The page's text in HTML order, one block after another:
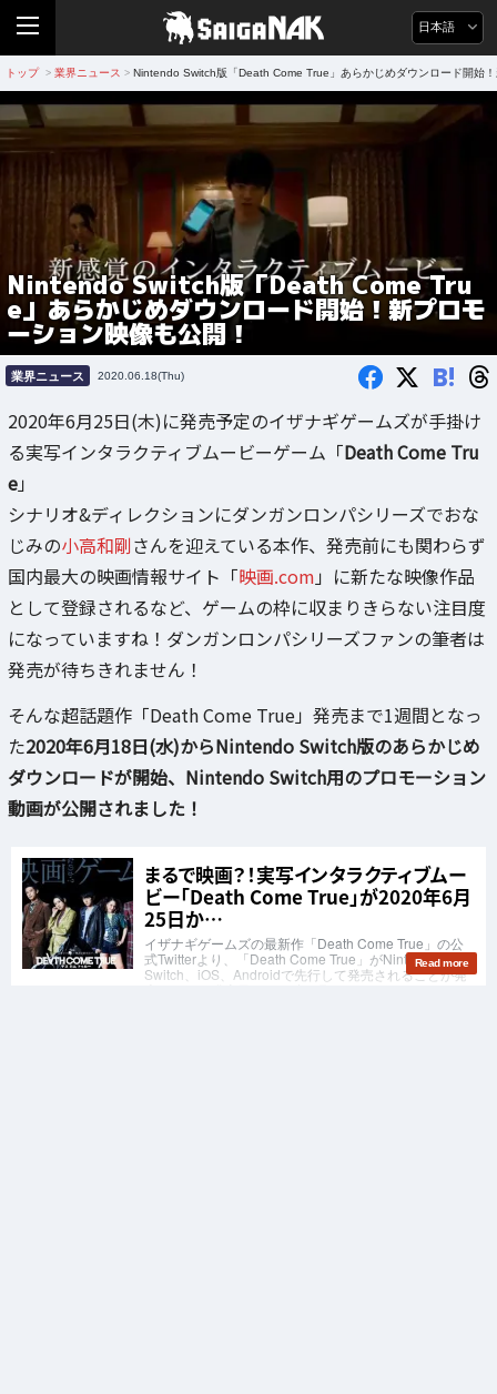
日本語
トップ > 業界ニュース > Nintendo Switch版「Death Come True」あらかじめダウンロード開始
Nintendo Switch版「Death Come Tru
e」あらかじめダウンロード開始！新プロモ
ーション映像も公開！
業界ニュース 2020.06.18(Thu) B!
2020年6月25日(木)に発売予定のイザナギゲームズが手掛け
る実写インタラクティブムービーゲーム「Death Come Tru
e」
シナリオ&ディレクションにダンガンロンパシリーズでおな
じみの小高和剛さんを迎えている本作、発売前にも関わらず
国内最大の映画情報サイト「映画.com 」に新たな映像作品
として登録されるなど、ゲームの枠に収まりきらない注目度
になっていますね！ダンガンロンパシリーズファンの筆者は
発売が待ちきれません！
そんな超話題作「Death Come True」発売まで1週間となっ
た2020年6月18日(水)からNintendo Switch版のあらかじめ
ダウンロードが開始、Nintendo Switch用のプロモーション
動画が公開されました！